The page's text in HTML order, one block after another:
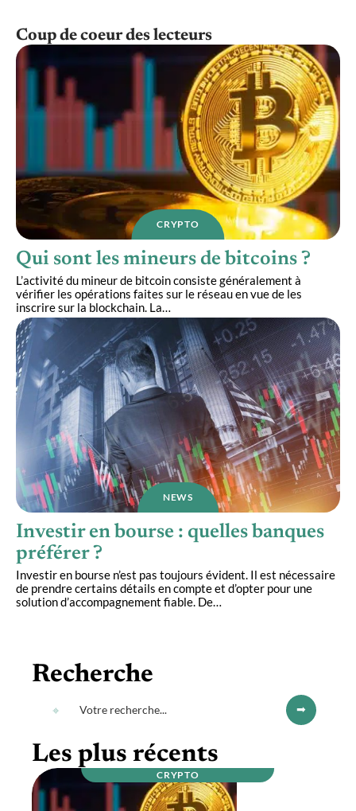
Coup de coeur des lecteurs
CRYPTO
Qui sont les mineurs de bitcoins ?
L’activité du mineur de bitcoin consiste généralement à
vérifier les opérations faites sur le réseau en vue de les
inscrire sur la blockchain. La…
NEWS
Investir en bourse : quelles banques
préférer ?
Investir en bourse n’est pas toujours évident. Il est nécessaire
de prendre certains détails en compte et d’opter pour une
solution d’accompagnement fiable. De…
Recherche
Les plus récents
CRYPTO